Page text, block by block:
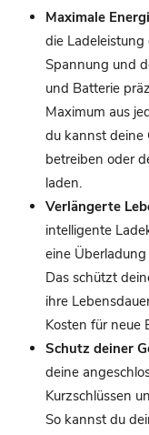
Maximale
die
Spannung und
und Batterie
Maximum aus
du kannst deine
betreiben oder
laden.
Verlängerte
intelligente
eine
Das schützt
ihre
Kosten für neue
Schutz deiner
deine
Kurzschlüssen
So kannst du